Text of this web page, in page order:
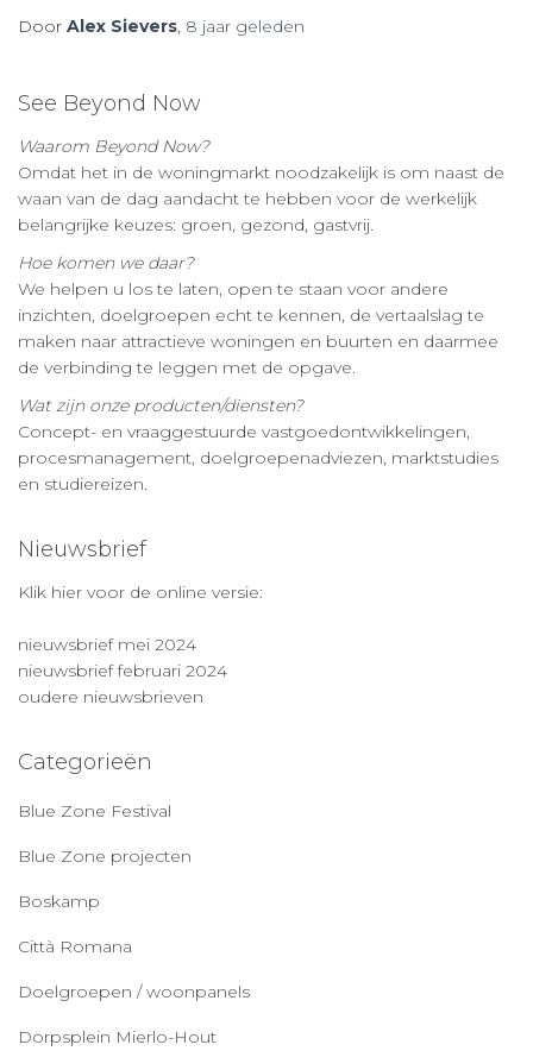
Door Alex Sievers, 8 jaar geleden
See Beyond Now
Waarom Beyond Now?
Omdat het in de woningmarkt noodzakelijk is om naast de
waan van de dag aandacht te hebben voor de werkelijk
belangrijke keuzes: groen, gezond, gastvrij.
Hoe komen we daar?
We helpen u los te laten, open te staan voor andere
inzichten, doelgroepen echt te kennen, de vertaalslag te
maken naar attractieve woningen en buurten en daarmee
de verbinding te leggen met de opgave.
Wat zijn onze producten/diensten?
Concept- en vraaggestuurde vastgoedontwikkelingen,
procesmanagement, doelgroepenadviezen, marktstudies
en studiereizen.
Nieuwsbrief
Klik hier voor de online versie:
nieuwsbrief mei 2024
nieuwsbrief februari 2024
oudere nieuwsbrieven
Categorieën
Blue Zone Festival
Blue Zone projecten
Boskamp
Città Romana
Doelgroepen / woonpanels
Dorpsplein Mierlo-Hout